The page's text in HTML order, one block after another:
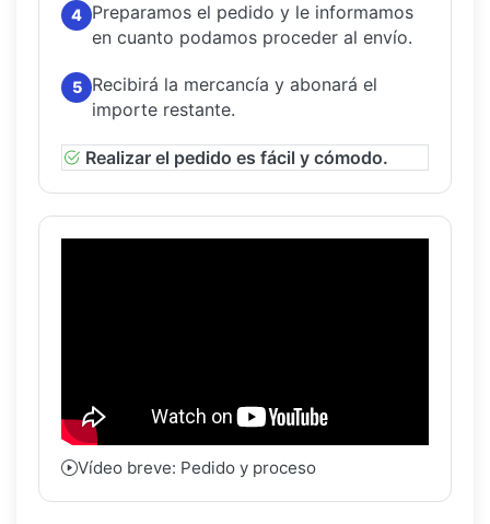
4 Preparamos el pedido y le informamos
en cuanto podamos proceder al envío.
5
Recibirá la mercancía y abonará el
importe restante.
Realizar el pedido es fácil y cómodo.
Vídeo breve: Pedido y proceso